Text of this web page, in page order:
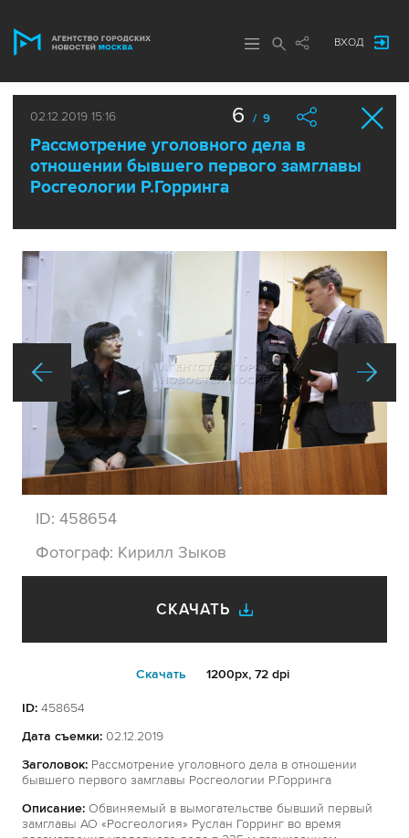
ВХОД
02.12.2019 15:16
Рассмотрение уголовного дела в
отношении бывшего первого замглавы
Росгеологии Р.Горринга
6 / 9
ID: 458654
Фотограф: Кирилл Зыков
СКАЧАТЬ
Cкачать 1200px, 72 dpi
ID: 458654
Дата съемки: 02.12.2019
Заголовок: Рассмотрение уголовного дела в отношении
бывшего первого замглавы Росгеологии Р.Горринга
Описание: Обвиняемый в вымогательстве бывший первый
замглавы АО «Росгеология» Руслан Горринг во время